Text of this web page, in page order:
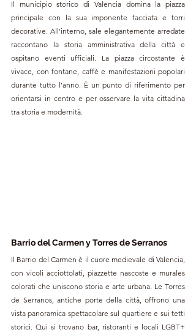
Il municipio storico di Valencia domina la piazza
principale con la sua imponente facciata e torri
decorative. All’interno, sale elegantemente arredate
raccontano la storia amministrativa della città e
ospitano eventi ufficiali. La piazza circostante è
vivace, con fontane, caffè e manifestazioni popolari
durante tutto l’anno. È un punto di riferimento per
orientarsi in centro e per osservare la vita cittadina
tra storia e modernità.
Barrio del Carmen y Torres de Serranos
Il Barrio del Carmen è il cuore medievale di Valencia,
con vicoli acciottolati, piazzette nascoste e murales
colorati che uniscono storia e arte urbana. Le Torres
de Serranos, antiche porte della città, offrono una
vista panoramica spettacolare sul quartiere e sui tetti
storici. Qui si trovano bar, ristoranti e locali LGBT+